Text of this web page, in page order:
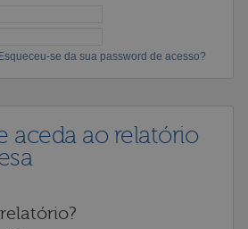
Esqueceu-se da sua password de acesso?
aceda ao relatório